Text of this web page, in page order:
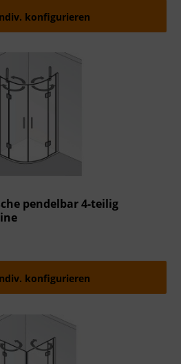
konfigurieren
pendelbar 4-teilig
konfigurieren